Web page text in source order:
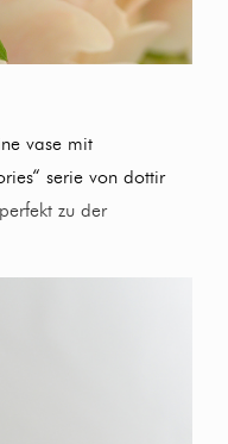
vase mit
serie von dottir
zu der